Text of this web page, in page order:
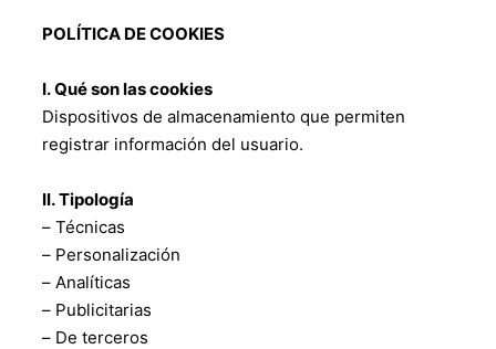
POLÍTICA DE COOKIES
I. Qué son las cookies
Dispositivos de almacenamiento que permiten
registrar información del usuario.
II. Tipología
– Técnicas
– Personalización
– Analíticas
– Publicitarias
– De terceros